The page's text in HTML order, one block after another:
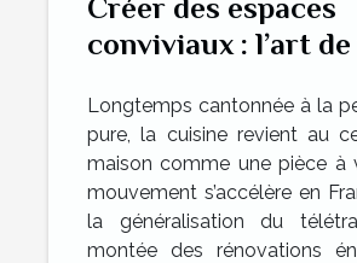
Créer des espaces
conviviaux : l’art
dans la cuisine
Longtemps cantonnée à la
pure, la cuisine revient au
maison comme une pièce à
mouvement s’accélère en
la généralisation du
montée des rénovations